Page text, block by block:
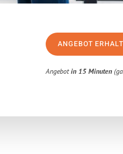
ANGEBOT
Angebotin 15 Minuten